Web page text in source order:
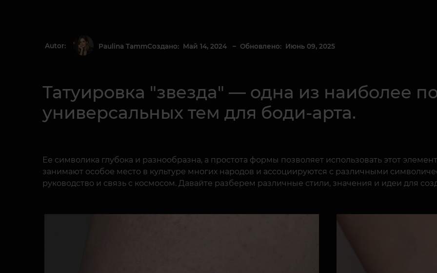
Autor: Paulina TammСоздано: Май 14, 2024 – Обновлено: Июнь 09, 2025
Татуировка "звезда" — одна из наиболее
универсальных тем для боди-арта.
Ее символика глубока и разнообразна, а простота формы позволяет использовать этот
занимают особое место в культуре многих народов и ассоциируются с различными
руководство и связь с космосом. Давайте разберем различные стили, значения и идеи для